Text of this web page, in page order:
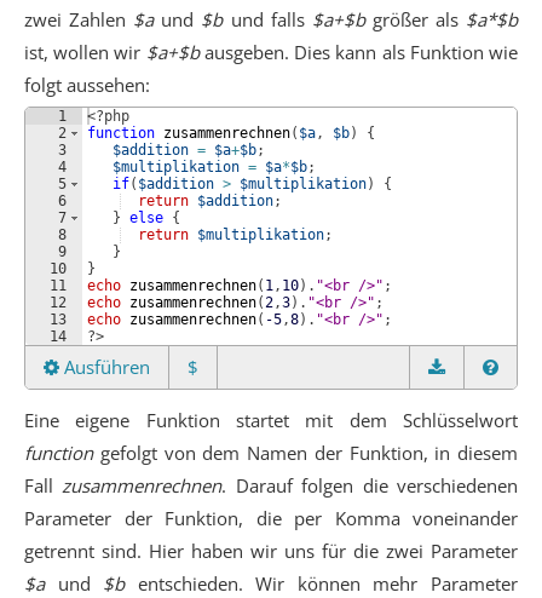
zwei Zahlen $aund $bund falls $a+$bgrößer als $a*$b
ist, wollen wir $a+$bausgeben. Dies kann als Funktion wie
folgt aussehen:
1
2
3
4
5
6
7
8
9
10
11
12
13
14
<?php
function zusammenrechnen( $a, $b)
{
$addition = $a+$b;
$multiplikation = $a*$b;
if( $addition > $multiplikation)
{
return $addition;
} else {
return $multiplikation;
}
}
echo zusammenrechnen( 1, 10) . "<br />" ;
echo zusammenrechnen(2,3) . "<br />" ;
echo zusammenrechnen( -5,8) . "<br />" ;
?>
Ausführen $
Eine eigene Funktion startet mit dem Schlüsselwort
functiongefolgt von dem Namen der Funktion, in diesem
Fallzusammenrechnen. Darauf folgen die verschiedenen
Parameter der Funktion, die per Komma voneinander
getrennt sind. Hier haben wir uns für die zwei Parameter
$aund $bentschieden. Wir können mehr Parameter